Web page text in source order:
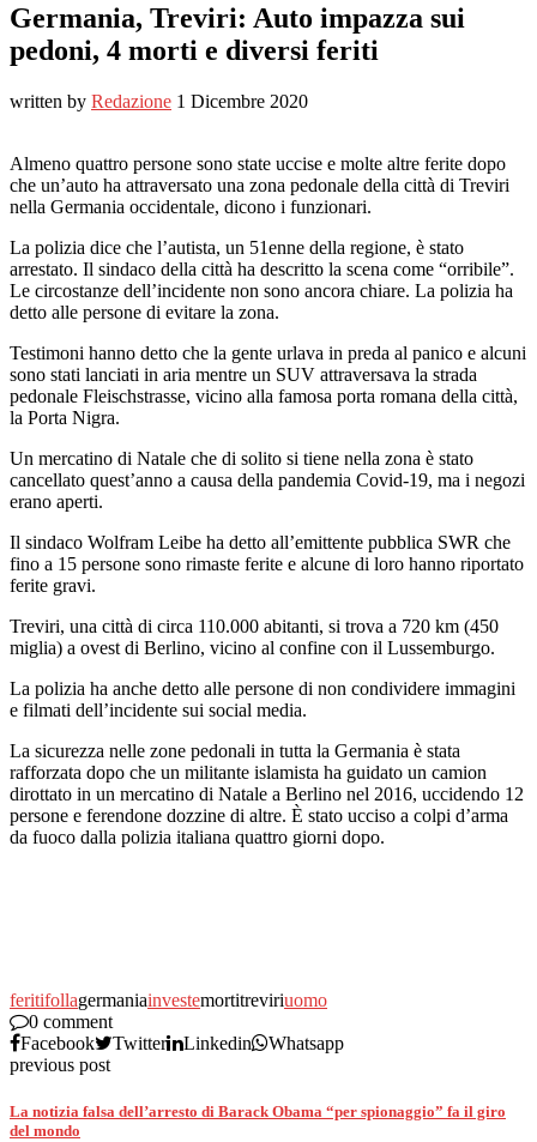
Germania, Treviri: Auto impazza sui
pedoni, 4 morti e diversi feriti
written by Redazione 1 Dicembre 2020
Almeno quattro persone sono state uccise e molte altre ferite dopo
che un’auto ha attraversato una zona pedonale della città di Treviri
nella Germania occidentale, dicono i funzionari.
La polizia dice che l’autista, un 51enne della regione, è stato
arrestato. Il sindaco della città ha descritto la scena come “orribile”.
Le circostanze dell’incidente non sono ancora chiare. La polizia ha
detto alle persone di evitare la zona.
Testimoni hanno detto che la gente urlava in preda al panico e alcuni
sono stati lanciati in aria mentre un SUV attraversava la strada
pedonale Fleischstrasse, vicino alla famosa porta romana della città,
la Porta Nigra.
Un mercatino di Natale che di solito si tiene nella zona è stato
cancellato quest’anno a causa della pandemia Covid-19, ma i negozi
erano aperti.
Il sindaco Wolfram Leibe ha detto all’emittente pubblica SWR che
fino a 15 persone sono rimaste ferite e alcune di loro hanno riportato
ferite gravi.
Treviri, una città di circa 110.000 abitanti, si trova a 720 km (450
miglia) a ovest di Berlino, vicino al confine con il Lussemburgo.
La polizia ha anche detto alle persone di non condividere immagini
e filmati dell’incidente sui social media.
La sicurezza nelle zone pedonali in tutta la Germania è stata
rafforzata dopo che un militante islamista ha guidato un camion
dirottato in un mercatino di Natale a Berlino nel 2016, uccidendo 12
persone e ferendone dozzine di altre. È stato ucciso a colpi d’arma
da fuoco dalla polizia italiana quattro giorni dopo.
feritifollagermaniainvestemortitreviriuomo
0 comment
Facebook
Twitter Linkedin
Whatsapp
previous post
La notizia falsa dell’arresto di Barack Obama “per spionaggio” fa il giro
del mondo